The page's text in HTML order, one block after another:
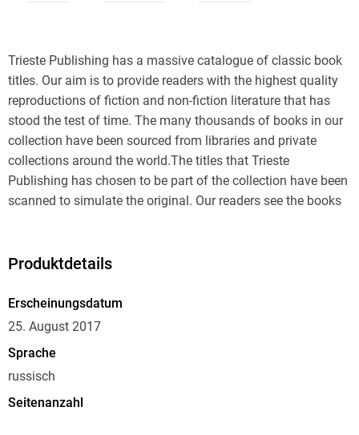
Trieste Publishing has a massive catalogue of classic book
titles. Our aim is to provide readers with the highest quality
reproductions of fiction and non-fiction literature that has
stood the test of time. The many thousands of books in our
collection have been sourced from libraries and private
collections around the world.The titles that Trieste
Publishing has chosen to be part of the collection have been
scanned to simulate the original. Our readers see the books
spoiled by imperfections that did not exist in the original.
photographs, or missing pages. It is highly unlikely that this
would occur with one of our books. Our extensive quality
will be delighted with their purchase. Our staff has
thoroughly reviewed every page of all the books in the
collection, repairing, or if necessary, rejecting titles that are
Produktdetails
Erscheinungsdatum
25. August 2017
Sprache
russisch
Seitenanzahl